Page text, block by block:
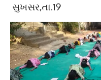
સુખસર,તા.19